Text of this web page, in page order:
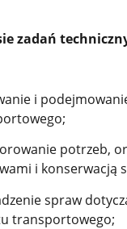
zadań
i
potrzeb,
i konserwacją
spraw
transportowego;